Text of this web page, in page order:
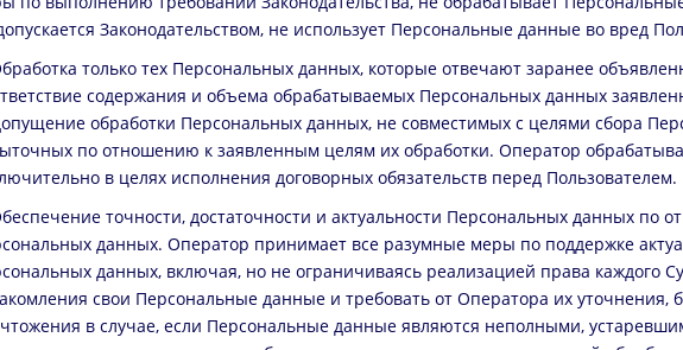
Законодательством, не использует Персональные данные во вред
только тех Персональных данных, которые отвечают заранее
содержания и объема обрабатываемых Персональных данных
обработки Персональных данных, не совместимых с целями сбора
по отношению к заявленным целям их обработки. Оператор
в целях исполнения договорных обязательств перед Пользователем.
точности, достаточности и актуальности Персональных данных по
данных. Оператор принимает все разумные меры по поддержке
данных, включая, но не ограничиваясь реализацией права каждого
свои Персональные данные и требовать от Оператора их уточнения,
в случае, если Персональные данные являются неполными,